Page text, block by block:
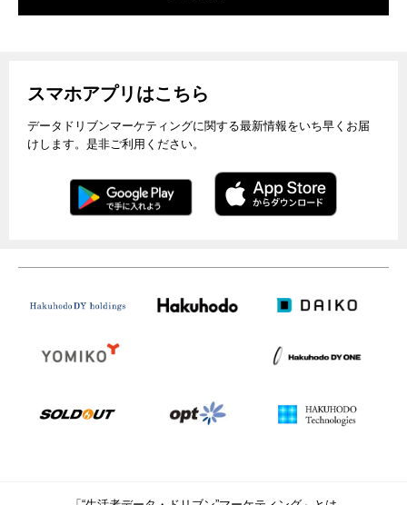
スマホアプリはこちら
データドリブンマーケティングに関する最新情報をいち早くお届
けします。是非ご利用ください。